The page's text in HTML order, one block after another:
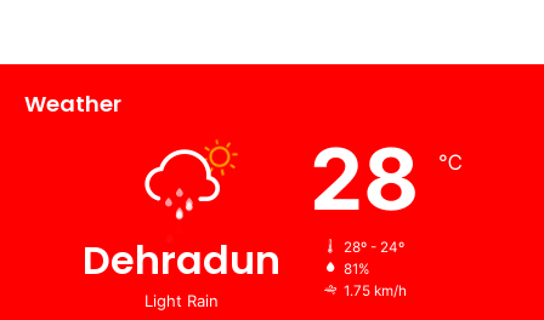
Weather
Dehradun
Light Rain
28 ℃
28º - 24º
81%
1.75 km/h